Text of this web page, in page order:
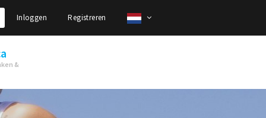
Inloggen Registreren
&